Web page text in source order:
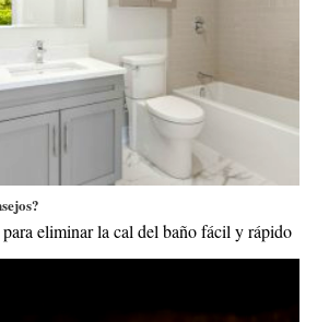
eliminar la cal del baño fácil y rápido